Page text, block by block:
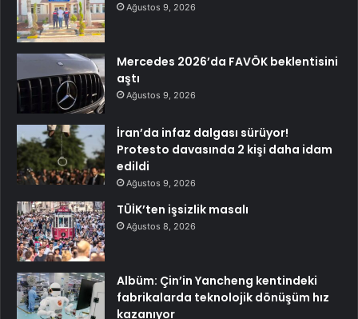
Ağustos 9, 2026
Mercedes 2026’da FAVÖK beklentisini
aştı
Ağustos 9, 2026
İran’da infaz dalgası sürüyor!
Protesto davasında 2 kişi daha idam
edildi
Ağustos 9, 2026
TÜİK’ten işsizlik masalı
Ağustos 8, 2026
Albüm: Çin’in Yancheng kentindeki
fabrikalarda teknolojik dönüşüm hız
kazanıyor